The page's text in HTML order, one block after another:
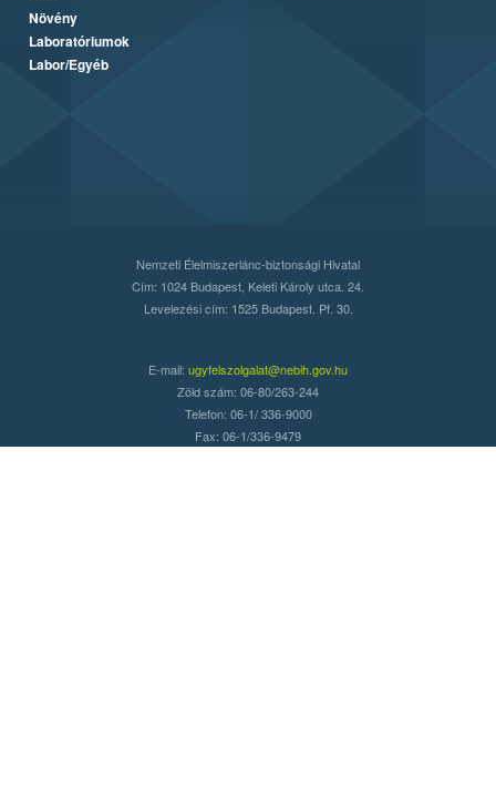
Növény
Laboratóriumok
Labor/Egyéb
Nemzeti Élelmiszerlánc-biztonsági Hivatal
Cím: 1024 Budapest, Keleti Károly utca. 24.
Levelezési cím: 1525 Budapest. Pf. 30.
E-mail: ugyfelszolgalat@nebih.gov.hu
Zöld szám: 06-80/263-244
Telefon: 06-1/ 336-9000
Fax: 06-1/336-9479